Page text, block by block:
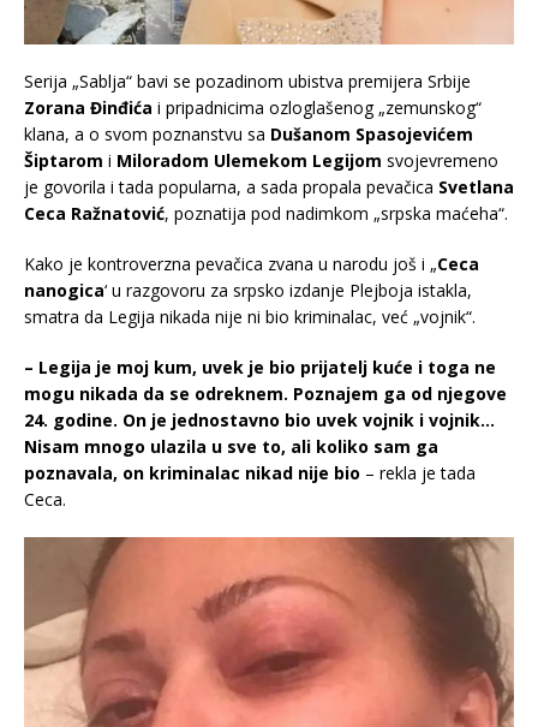
Serija „Sablja“ bavi se pozadinom ubistva premijera Srbije
Zorana Đinđića i pripadnicima ozloglašenog „zemunskog“
klana, a o svom poznanstvu sa Dušanom Spasojevićem
Šiptarom i Miloradom Ulemekom Legijom svojevremeno
je govorila i tada popularna, a sada propala pevačica Svetlana
Ceca Ražnatović, poznatija pod nadimkom „srpska maćeha“.
Kako je kontroverzna pevačica zvana u narodu još i „Ceca
nanogica‘ u razgovoru za srpsko izdanje Plejboja istakla,
smatra da Legija nikada nije ni bio kriminalac, već „vojnik“.
– Legija je moj kum, uvek je bio prijatelj kuće i toga ne
mogu nikada da se odreknem. Poznajem ga od njegove
24. godine. On je jednostavno bio uvek vojnik i vojnik…
Nisam mnogo ulazila u sve to, ali koliko sam ga
poznavala, on kriminalac nikad nije bio – rekla je tada
Ceca.